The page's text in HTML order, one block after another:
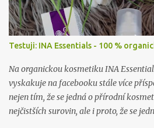
Testuji: INA Essentials - 100 %
Na organickou kosmetiku INA
vyskakuje na facebooku stále více
nejen tím, že se jedná o přírodní
nejčistších surovin, ale i proto, že se